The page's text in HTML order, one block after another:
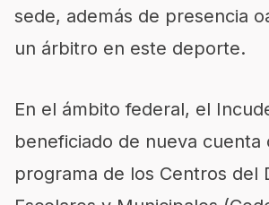
sede, además de presencia
un árbitro en este deporte.
En el ámbito federal, el
beneficiado de nueva cuenta
programa de los Centros del